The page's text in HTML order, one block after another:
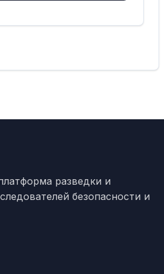
разведки и
безопасности и